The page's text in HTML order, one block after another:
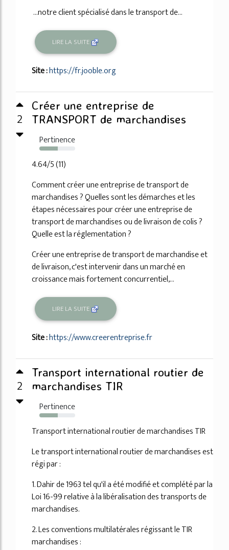
...notre client spécialisé dans le transport de...
LIRE LA SUITE
Site :https://fr.jooble.org
2
Créer une entreprise de
TRANSPORT de marchandises
Pertinence
52%
4.64/5 (11)
Comment créer une entreprise de transport de
marchandises ? Quelles sont les démarches et les
étapes nécessaires pour créer une entreprise de
transport de marchandises ou de livraison de colis ?
Quelle est la réglementation ?
Créer une entreprise de transport de marchandise et
de livraison, c'est intervenir dans un marché en
croissance mais fortement concurrentiel,...
LIRE LA SUITE
Site :https://www.creerentreprise.fr
2
Transport international routier de
marchandises TIR
Pertinence
51%
Transport international routier de marchandises TIR
Le transport international routier de marchandises est
régi par :
1. Dahir de 1963 tel qu'il a été modifié et complété par la
Loi 16-99 relative à la libéralisation des transports de
marchandises.
2. Les conventions multilatérales régissant le TIR
marchandises :